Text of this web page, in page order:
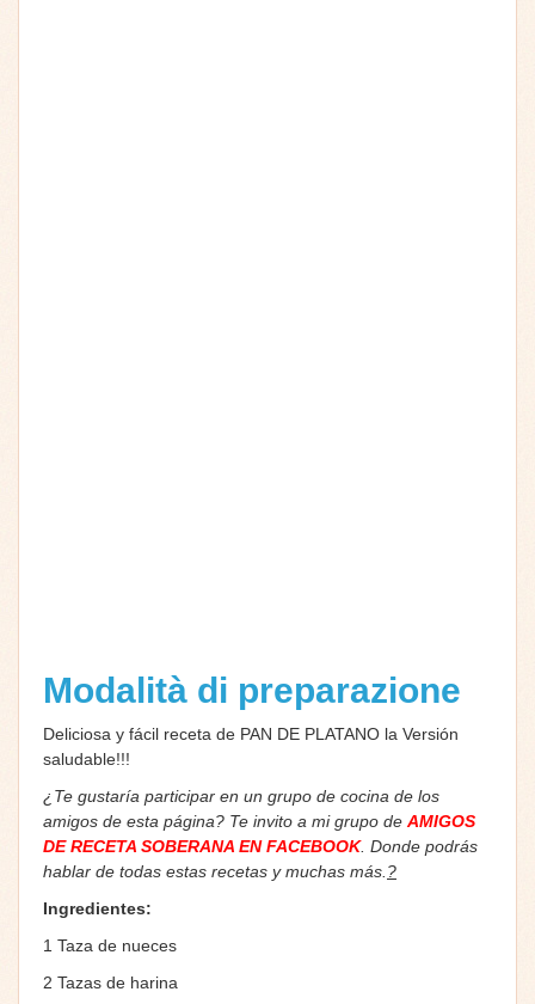
Modalità di preparazione
Deliciosa y fácil receta de PAN DE PLATANO la Versión
saludable!!!
¿Te gustaría participar en un grupo de cocina de los
amigos de esta página? Te invito a mi grupo de AMIGOS
DE RECETA SOBERANA EN FACEBOOK. Donde podrás
hablar de todas estas recetas y muchas más. ?
Ingredientes:
1 Taza de nueces
2 Tazas de harina